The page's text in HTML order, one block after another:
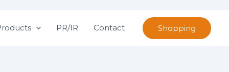
PR/IR Contact Shopping